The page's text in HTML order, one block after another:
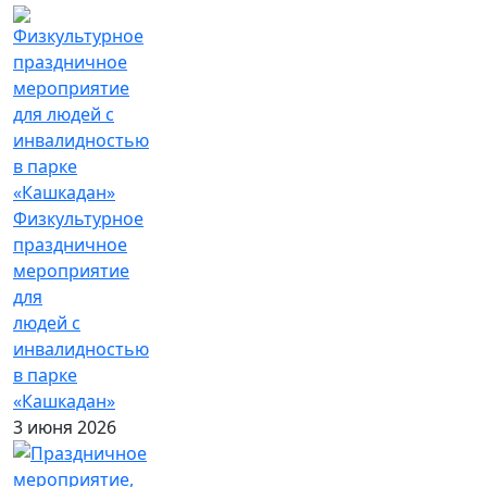
Физкультурное
праздничное
мероприятие
для
людей с
инвалидностью
в парке
«Кашкадан»
3 июня 2026